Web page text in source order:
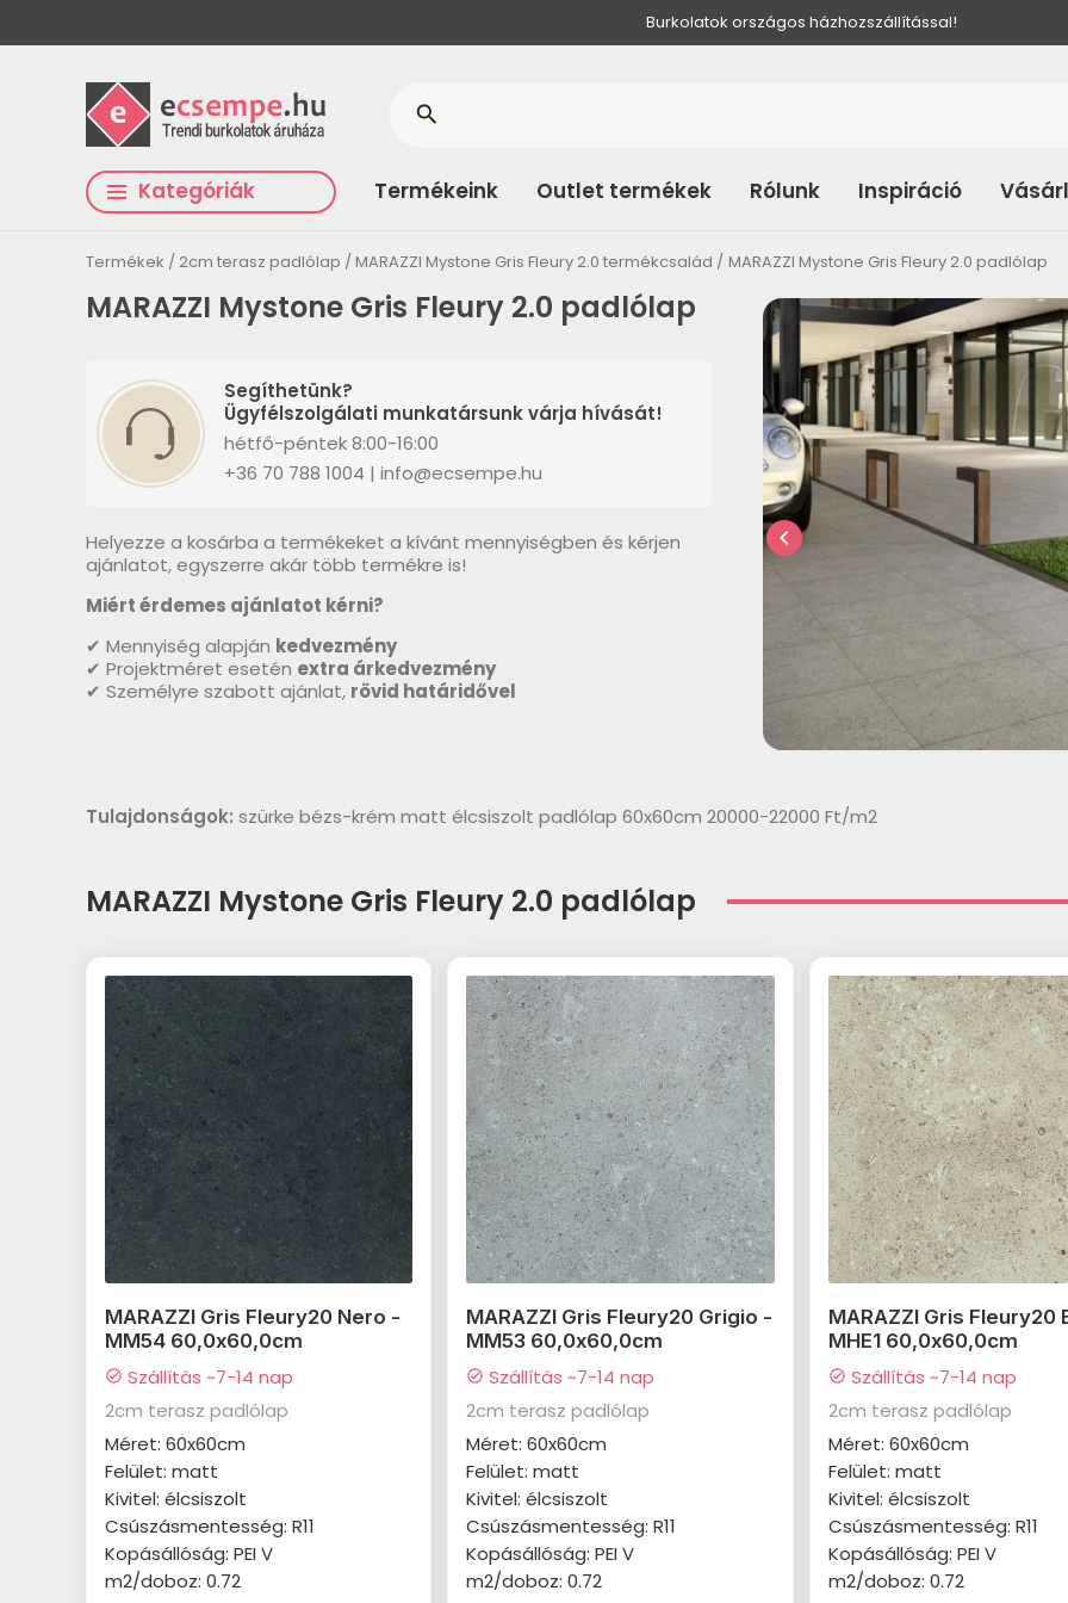
Burkolatok országos házhozszállítással!
Kategóriák Termékeink Outlet termékek Rólunk Inspiráció
search
Termékek 2cm terasz padlólap MARAZZI Mystone Gris Fleury 2.0 termékcsalád MARAZZI Mystone Gris Fleury 2.0 padlólap
MARAZZI Mystone Gris Fleury 2.0 padlólap
Segíthetünk?
Ügyfélszolgálati munkatársunk várja hívását!
hétfő-péntek 8:00-16:00
+36 70 788 1004 | info@ecsempe.hu
Helyezze a kosárba a termékeket a kívánt mennyiségben és kérjen
ajánlatot, egyszerre akár több termékre is!
Miért érdemes ajánlatot kérni?
✔ Mennyiség alapján kedvezmény
✔ Projektméret esetén extra árkedvezmény
✔ Személyre szabott ajánlat, rövid határidővel
chevron_left
Tulajdonságok: szürke bézs-krém matt élcsiszolt padlólap 60x60cm 20000-22000 Ft/m2
MARAZZI Mystone Gris Fleury 2.0 padlólap
MARAZZI Gris Fleury20 Nero -
MM54 60,0x60,0cm
check_circle Szállítás ~7-14 nap
2cm terasz padlólap
Méret: 60x60cm
Felület: matt
Kivitel: élcsiszolt
Csúszásmentesség: R11
Kopásállóság: PEI V
m2/doboz: 0.72
MARAZZI Gris Fleury20 Grigio -
MM53 60,0x60,0cm
check_circle Szállítás ~7-14 nap
2cm terasz padlólap
Méret: 60x60cm
Felület: matt
Kivitel: élcsiszolt
Csúszásmentesség: R11
Kopásállóság: PEI V
m2/doboz: 0.72
MARAZZI Gris Fleury20
MHE1 60,0x60,0cm
check_circle Szállítás ~7-14 nap
2cm terasz padlólap
Méret: 60x60cm
Felület: matt
Kivitel: élcsiszolt
Csúszásmentesség: R11
Kopásállóság: PEI V
m2/doboz: 0.72